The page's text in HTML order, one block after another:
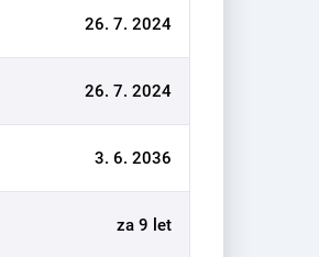
26. 7. 2024
26. 7. 2024
3. 6. 2036
za 9 let